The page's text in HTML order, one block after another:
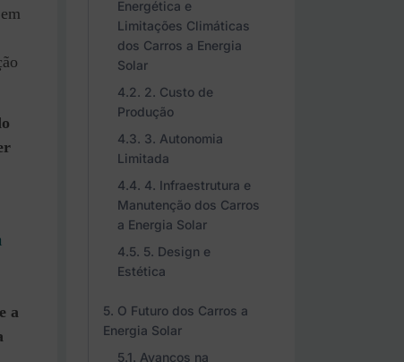
a
Energética e
Limitações Climáticas
dos Carros a Energia
Solar
2. Custo de
Produção
3. Autonomia
Limitada
4. Infraestrutura e
Manutenção dos Carros
a Energia Solar
5. Design e
Estética
O Futuro dos Carros a
Energia Solar
Avanços na